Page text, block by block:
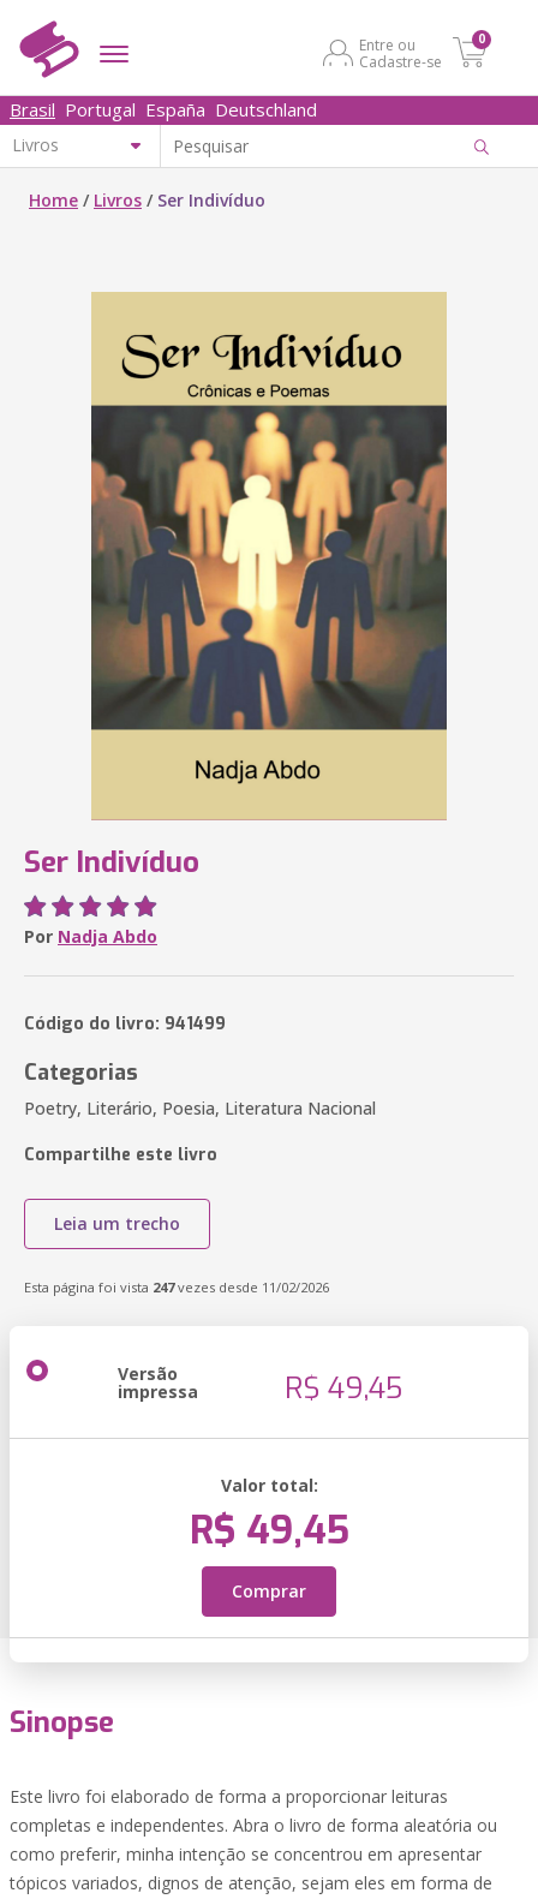
Entre ou
Cadastre-se
0
Brasil Portugal España Deutschland
Home / Livros / Ser Indivíduo
Ser Indivíduo
Por Nadja Abdo
Código do livro: 941499
Categorias
Poetry, Literário, Poesia, Literatura Nacional
Compartilhe este livro
Leia um trecho
Esta página foi vista 247vezes desde 11/02/2026
Versão
impressa R$ 49,45
Valor total:
R$ 49,45
Comprar
Sinopse
Este livro foi elaborado de forma a proporcionar leituras
completas e independentes. Abra o livro de forma aleatória ou
como preferir, minha intenção se concentrou em apresentar
tópicos variados, dignos de atenção, sejam eles em forma de